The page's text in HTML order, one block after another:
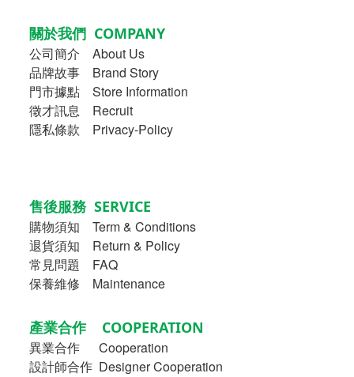
關於我們 COMPANY
公司簡介
About Us
品牌故事
Brand Story
門市據點 Store Information
徵才訊息 Recruit
隱私條款 Privacy-Policy
售後服務 SERVICE
購物須知
Term & Conditions
退貨須知 Return & Policy
常見問題 FAQ
保養維修 Maintenance
產業合作 COOPERATION
異業合作
Cooperation
設計師合作 Designer Cooperation